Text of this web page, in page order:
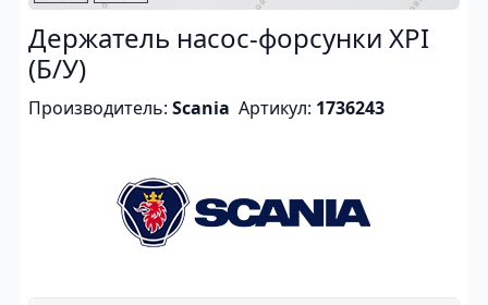
Держатель насос-форсунки XPI
(Б/У)
Производитель: Scania Артикул: 1736243